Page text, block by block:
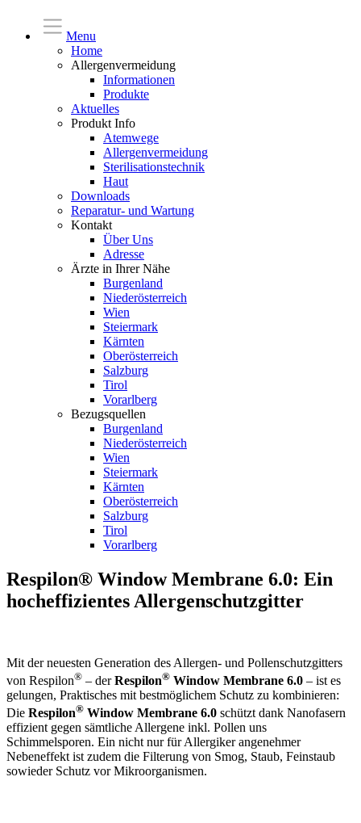
Menu
Home
Allergenvermeidung
Informationen
Produkte
Aktuelles
Produkt Info
Atemwege
Allergenvermeidung
Sterilisationstechnik
Haut
Downloads
Reparatur- und Wartung
Kontakt
Über Uns
Adresse
Ärzte in Ihrer Nähe
Burgenland
Niederösterreich
Wien
Steiermark
Kärnten
Oberösterreich
Salzburg
Tirol
Vorarlberg
Bezugsquellen
Burgenland
Niederösterreich
Wien
Steiermark
Kärnten
Oberösterreich
Salzburg
Tirol
Vorarlberg
Respilon® Window Membrane 6.0: Ein
hocheffizientes Allergenschutzgitter
Mit der neuesten Generation des Allergen- und Pollenschutzgitters
von Respilon® – derRespilon® Window Membrane 6.0 – ist es
gelungen, Praktisches mit bestmöglichem Schutz zu kombinieren:
Die Respilon® Window Membrane 6.0 schützt dank Nanofasern
effizient gegen sämtliche Allergene inkl. Pollen uns
Schimmelsporen. Ein nicht nur für Allergiker angenehmer
Nebeneffekt ist zudem die Filterung von Smog, Staub, Feinstaub
sowieder Schutz vor Mikroorganismen.